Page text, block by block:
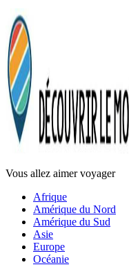
Vous allez aimer voyager
Afrique
Amérique du Nord
Amérique du Sud
Asie
Europe
Océanie